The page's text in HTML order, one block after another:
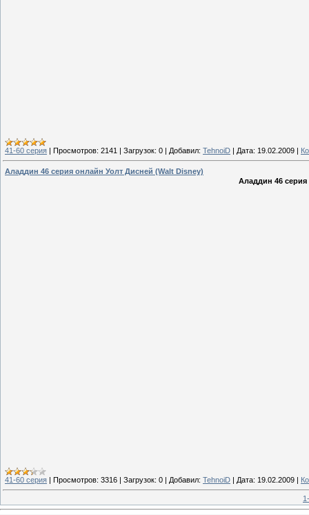
41-60 серия | Просмотров: 2141 | Загрузок: 0 | Добавил: TehnoiD | Дата: 19.02.2009 |
Аладдин 46 серия онлайн Уолт Дисней (Walt Disney)
Аладдин 46
41-60 серия | Просмотров: 3316 | Загрузок: 0 | Добавил: TehnoiD | Дата: 19.02.2009 |